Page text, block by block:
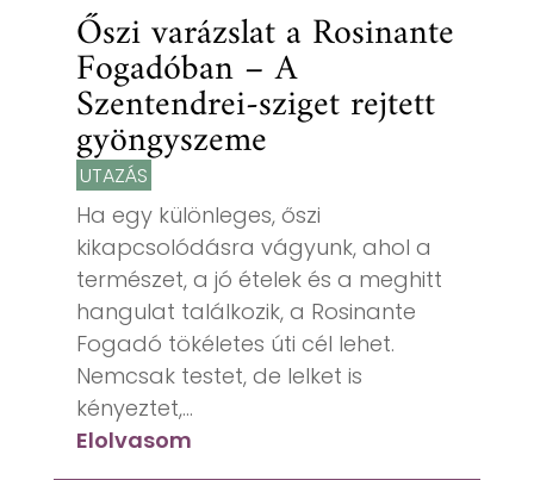
Őszi varázslat a Rosinante
Fogadóban – A
Szentendrei-sziget rejtett
gyöngyszeme
UTAZÁS
Ha egy különleges, őszi
kikapcsolódásra vágyunk, ahol a
természet, a jó ételek és a meghitt
hangulat találkozik, a Rosinante
Fogadó tökéletes úti cél lehet.
Nemcsak testet, de lelket is
kényeztet,...
Elolvasom